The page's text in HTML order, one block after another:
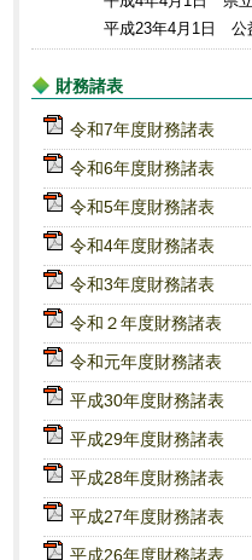
平成23年4月1日 公
財務諸表
令和7年度財務諸表
令和6年度財務諸表
令和5年度財務諸表
令和4年度財務諸表
令和3年度財務諸表
令和２年度財務諸表
令和元年度財務諸表
平成30年度財務諸表
平成29年度財務諸表
平成28年度財務諸表
平成27年度財務諸表
平成26年度財務諸表